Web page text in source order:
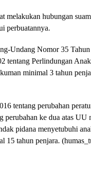
melakukan hubungan
perbuatannya.
Undang Nomor 35
tentang Perlindungan
minimal 3 tahun
tentang perubahan
ke dua atas UU
pidana menyetubuhi
15 tahun penjara.